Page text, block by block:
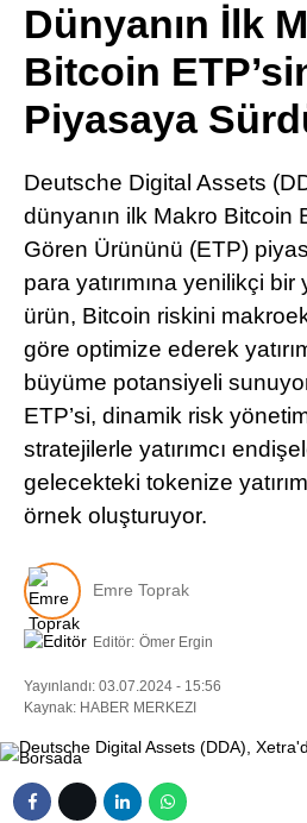
Dünyanın İlk
Bitcoin
Piyasaya
Deutsche Digital Assets
dünyanın ilk Makro Bitcoin
Gören Ürününü (ETP)
para yatırımına yenilikçi
ürün, Bitcoin riskini
göre optimize ederek
büyüme potansiyeli
ETP’si, dinamik risk
stratejilerle yatırımcı
gelecekteki tokenize
örnek oluşturuyor.
Emre Toprak
Editör: Ömer Ergin
Yayınlandı: 03.07.2024 - 15:56
Kaynak: HABER MERKEZI